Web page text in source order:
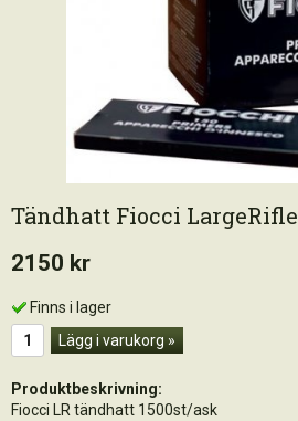
Tändhatt Fiocci LargeRifle
2150 kr
Finns i lager
Lägg i varukorg »
Produktbeskrivning:
Fiocci LR tändhatt 1500st/ask